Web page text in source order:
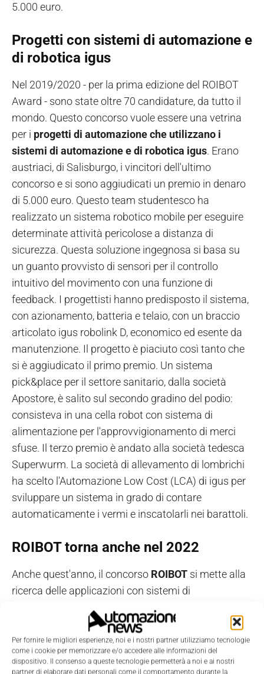
Per fornire le migliori esperienze, noi e i nostri partner utilizziamo tecnologie
come i cookie per memorizzare e/o accedere alle informazioni del
dispositivo. Il consenso a queste tecnologie permetterà a noi e ai nostri
partner di elaborare dati personali come il comportamento durante la
5.000 euro.
Progetti con sistemi di automazione e
di robotica igus
Nel 2019/2020 - per la prima edizione del ROIBOT
Award - sono state oltre 70 candidature, da tutto il
mondo. Questo concorso vuole essere una vetrina
per i progetti di automazione che utilizzano i
sistemi di automazione e di robotica igus. Erano
austriaci, di Salisburgo, i vincitori dell'ultimo
concorso e si sono aggiudicati un premio in denaro
di 5.000 euro. Questo team studentesco ha
realizzato un sistema robotico mobile per eseguire
determinate attività pericolose a distanza di
sicurezza. Questa soluzione ingegnosa si basa su
un guanto provvisto di sensori per il controllo
intuitivo del movimento con una funzione di
feedback. I progettisti hanno predisposto il sistema,
con azionamento, batteria e telaio, con un braccio
articolato igus robolink D, economico ed esente da
manutenzione. Il progetto è piaciuto così tanto che
si è aggiudicato il primo premio. Un sistema
pick&place per il settore sanitario, dalla società
Apostore, è salito sul secondo gradino del podio:
consisteva in una cella robot con sistema di
alimentazione per l'approvvigionamento di merci
sfuse. Il terzo premio è andato alla società tedesca
Superwurm. La società di allevamento di lombrichi
ha scelto l'Automazione Low Cost (LCA) di igus per
sviluppare un sistema in grado di contare
automaticamente i vermi e inscatolarli nei barattoli.
ROIBOT torna anche nel 2022
Anche quest'anno, il concorso ROIBOT si mette alla
ricerca delle applicazioni con sistemi di
automazione low cost attualmente in uso che
abbiano mostrato un rapido ritorno sugli
investimenti. Sono ammesse tutte quelle
applicazioni che utilizzano uno o più bracci articolati